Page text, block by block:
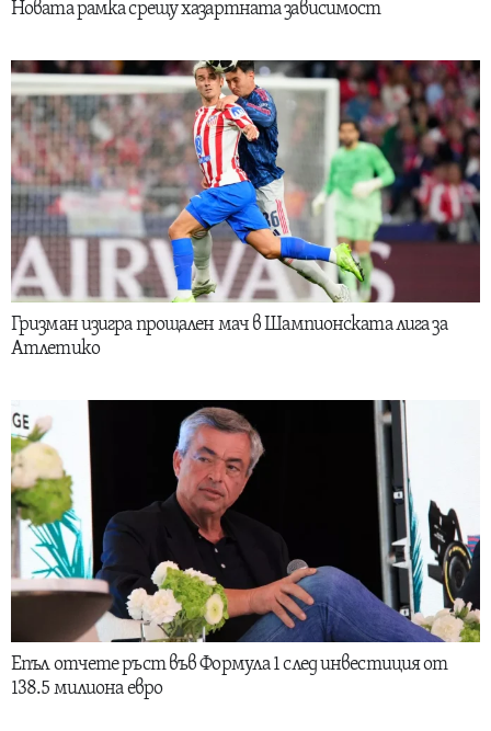
Новата рамка срещу хазартната зависимост
Гризман изигра прощален мач в Шампионската лига за
Атлетико
Епъл отчете ръст във Формула 1 след инвестиция от
138.5 милиона евро